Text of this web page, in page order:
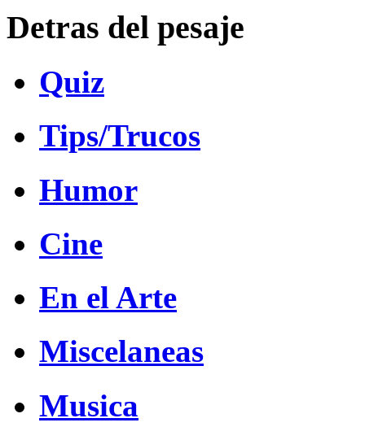
Detras del pesaje
Quiz
Tips/Trucos
Humor
Cine
En el Arte
Miscelaneas
Musica